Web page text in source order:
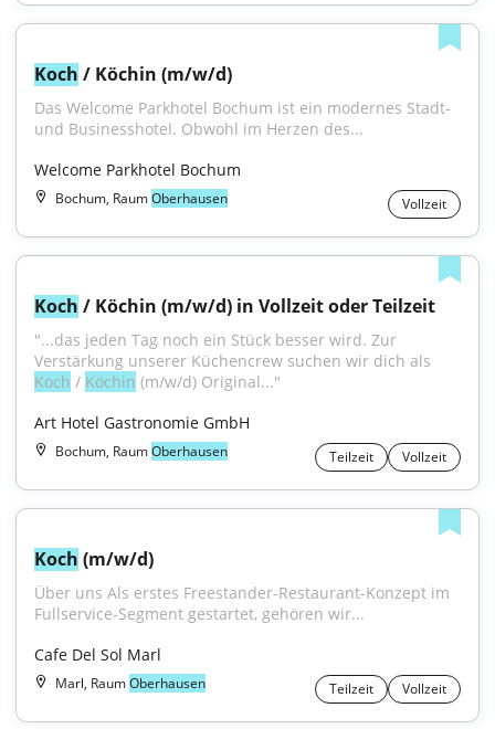
Koch / Köchin (m/w/d)
Das Welcome Parkhotel Bochum ist ein modernes Stadt-
und Businesshotel. Obwohl im Herzen des...
Welcome Parkhotel Bochum
Bochum, RaumOberhausen Vollzeit
Koch / Köchin (m/w/d) in Vollzeit oder Teilzeit
"...das jeden Tag noch ein Stück besser wird. Zur
Koch / Köchin (m/w/d) Original..."
Art Hotel Gastronomie GmbH
Bochum, RaumOberhausen Teilzeit Vollzeit
Koch (m/w/d)
Über uns Als erstes Freestander-Restaurant-Konzept im
Fullservice-Segment gestartet, gehören wir...
Cafe Del Sol Marl
Marl, RaumOberhausen Teilzeit Vollzeit